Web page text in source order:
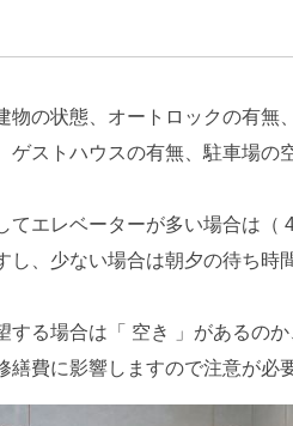
物の状態、オートロックの有無
ゲストハウスの有無、駐車場の
てエレベーターが多い場合は（
し、少ない場合は朝夕の待ち時
する場合は「 空き 」があるの
繕費に影響しますので注意が必